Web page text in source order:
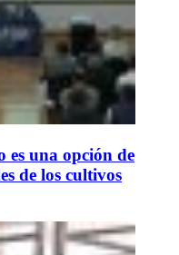
es una opción de
de los cultivos